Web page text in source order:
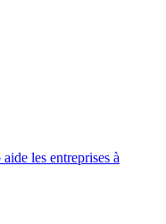
les entreprises à